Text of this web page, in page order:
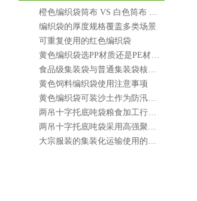
编织袋的厚度规格覆盖多类场景
可重复使用的红色编织袋
黄色饲料编织袋使用注意事项‌